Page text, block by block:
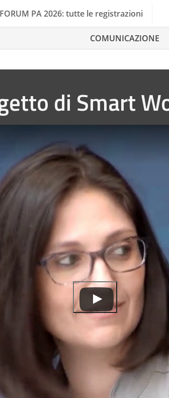
FORUM PA 2026: tutte le registrazioni
COMUNICAZIONE
di Smart